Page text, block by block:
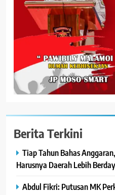
Berita Terkini
Tiap Tahun Bahas
Harusnya Daerah Lebih
Abdul Fikri: Putusan MK